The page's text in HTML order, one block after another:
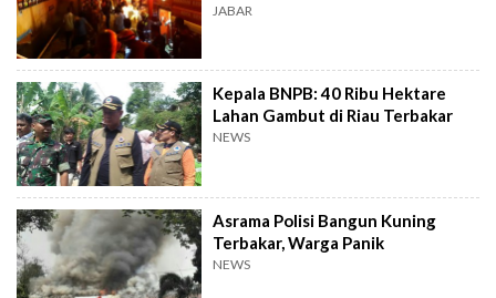
JABAR
Kepala BNPB: 40 Ribu Hektare
Lahan Gambut di Riau Terbakar
NEWS
Asrama Polisi Bangun Kuning
Terbakar, Warga Panik
NEWS